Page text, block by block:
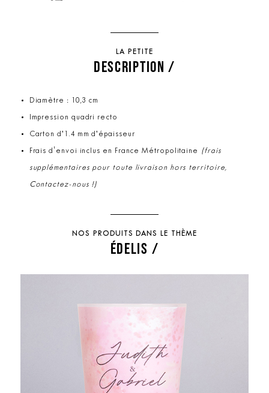
LA PETITE
DESCRIPTION /
Diamètre : 10,3 cm
Impression quadri recto
Carton d’1.4 mm d’épaisseur
Frais d'envoi inclus en France Métropolitaine (frais
supplémentaires pour toute livraison hors territoire,
Contactez-nous !)
NOS PRODUITS DANS LE THÈME
ÉDELIS /